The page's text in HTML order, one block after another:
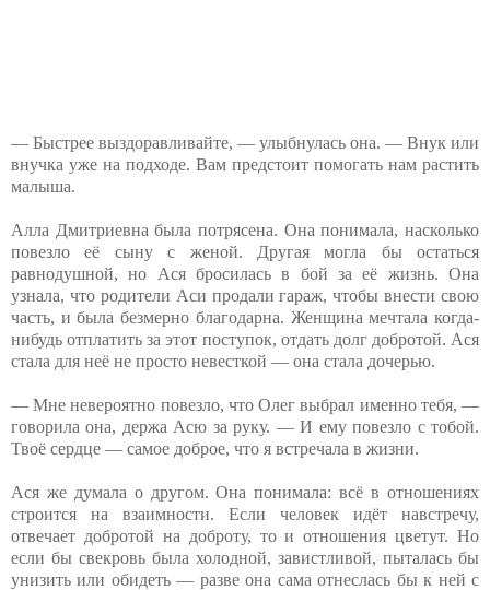
— Быстрее выздоравливайте, — улыбнулась она. — Внук или
внучка уже на подходе. Вам предстоит помогать нам растить
малыша.
Алла Дмитриевна была потрясена. Она понимала, насколько
повезло её сыну с женой. Другая могла бы остаться
равнодушной, но Ася бросилась в бой за её жизнь. Она
узнала, что родители Аси продали гараж, чтобы внести свою
часть, и была безмерно благодарна. Женщина мечтала когда-
нибудь отплатить за этот поступок, отдать долг добротой. Ася
стала для неё не просто невесткой — она стала дочерью.
— Мне невероятно повезло, что Олег выбрал именно тебя, —
говорила она, держа Асю за руку. — И ему повезло с тобой.
Твоё сердце — самое доброе, что я встречала в жизни.
Ася же думала о другом. Она понимала: всё в отношениях
строится на взаимности. Если человек идёт навстречу,
отвечает добротой на доброту, то и отношения цветут. Но
если бы свекровь была холодной, завистливой, пыталась бы
унизить или обидеть — разве она сама отнеслась бы к ней с